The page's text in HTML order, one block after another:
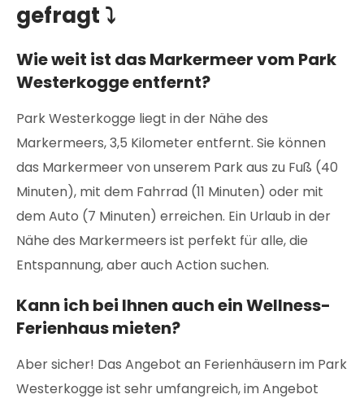
gefragt ⤵
Wie weit ist das Markermeer vom Park
Westerkogge entfernt?
Park Westerkogge liegt in der Nähe des
Markermeers, 3,5 Kilometer entfernt. Sie können
das Markermeer von unserem Park aus zu Fuß (40
Minuten), mit dem Fahrrad (11 Minuten) oder mit
dem Auto (7 Minuten) erreichen. Ein Urlaub in der
Nähe des Markermeers ist perfekt für alle, die
Entspannung, aber auch Action suchen.
Kann ich bei Ihnen auch ein Wellness-
Ferienhaus mieten?
Aber sicher! Das Angebot an Ferienhäusern im Park
Westerkogge ist sehr umfangreich, im Angebot